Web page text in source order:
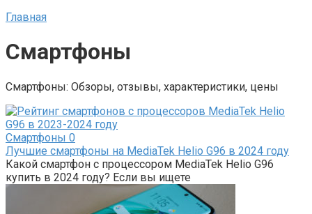
Главная
Смартфоны
Смартфоны: Обзоры, отзывы, характеристики, цены
Смартфоны 0
Лучшие смартфоны на MediaTek Helio G96 в 2024 году
Какой смартфон с процессором MediaTek Helio G96
купить в 2024 году? Если вы ищете